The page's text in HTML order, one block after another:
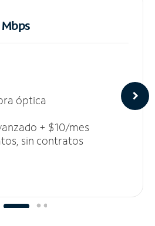
óptica
+ $10/mes
sin contratos